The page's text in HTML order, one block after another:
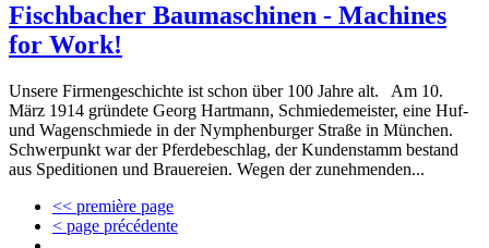
Fischbacher Baumaschinen - Machines
for Work!
Unsere Firmengeschichte ist schon über 100 Jahre alt. Am 10.
März 1914 gründete Georg Hartmann, Schmiedemeister, eine Huf-
und Wagenschmiede in der Nymphenburger Straße in München.
Schwerpunkt war der Pferdebeschlag, der Kundenstamm bestand
aus Speditionen und Brauereien. Wegen der zunehmenden...
<< première page
< page précédente